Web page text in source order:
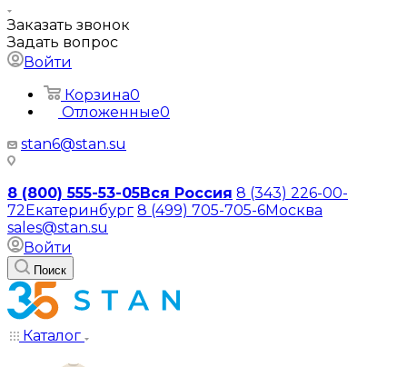
Заказать звонок
Задать вопрос
Войти
Корзина0
Отложенные0
stan6@stan.su
8 (800) 555-53-05Вся Россия 8 (343) 226-00-
72Екатеринбург 8 (499) 705-705-6Москва
sales@stan.su
Войти
Поиск
Каталог